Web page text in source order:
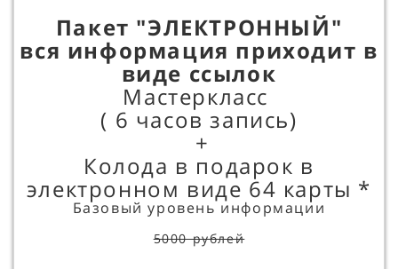
Пакет "ЭЛЕКТРОННЫЙ"
вся информация приходит в
виде ссылок
Мастеркласс
( 6 часов запись)
+
Колода в подарок в
электронном виде 64 карты *
Базовый уровень информации
5000 рублей